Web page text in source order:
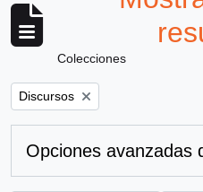
Colecciones
Remove filter:
Discursos
Opciones avanzadas